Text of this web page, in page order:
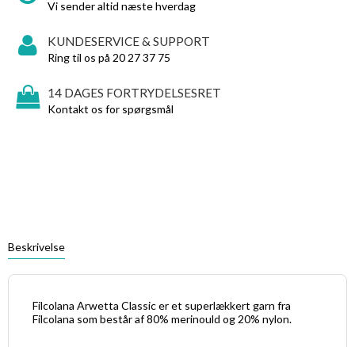
Vi sender altid næste hverdag
KUNDESERVICE & SUPPORT
Ring til os på 20 27 37 75
14 DAGES FORTRYDELSESRET
Kontakt os for spørgsmål
Beskrivelse
Filcolana Arwetta Classic er et superlækkert garn fra
Filcolana som består af 80% merinould og 20% nylon.